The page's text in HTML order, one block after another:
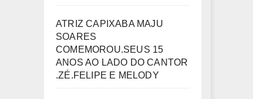
ATRIZ CAPIXABA MAJU
SOARES
COMEMOROU.SEUS 15
ANOS AO LADO DO CANTOR
.ZÉ.FELIPE E MELODY